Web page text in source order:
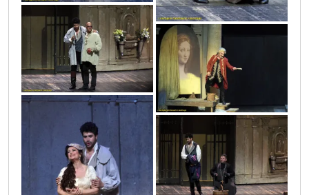
vic2422
vic2436
vic2404